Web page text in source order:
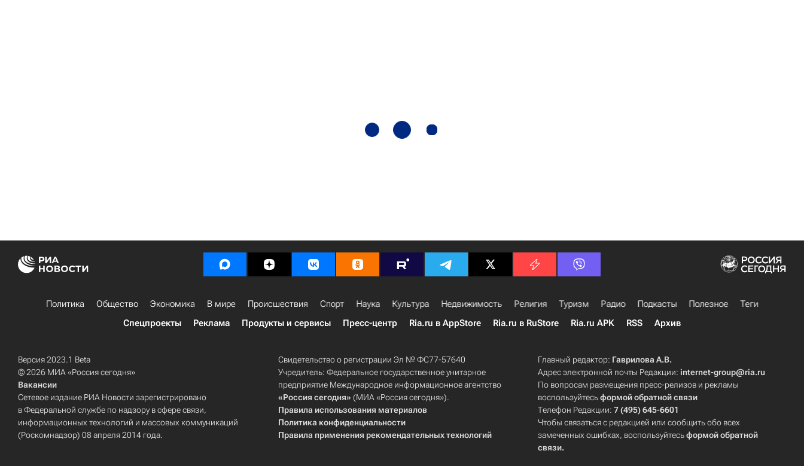
Политика Общество Экономика В мире Происшествия Спорт Наука Культура Недвижимость Религия Туризм Радио Подкасты Полезное
Теги
Спецпроекты
Реклама Продукты и сервисы Пресс-центр Ria.ru в AppStore Ria.ru в RuStore Ria.ru APK RSS Архив
Версия 2023.1 Beta
© 2026 МИА «Россия сегодня»
Вакансии
Сетевое издание РИА Новости зарегистрировано
в Федеральной службе по надзору в сфере связи,
информационных технологий и массовых коммуникаций
(Роскомнадзор) 08 апреля 2014 года.
Свидетельство о регистрации Эл № ФС77-57640
Учредитель: Федеральное государственное унитарное
предприятие Международное информационное агентство
«Россия сегодня» (МИА «Россия сегодня»).
Правила использования материалов
Политика конфиденциальности
Правила применения рекомендательных технологий
Главный редактор: Гаврилова А.В.
Адрес электронной почты Редакции:internet-group@ria.ru
По вопросам размещения пресс-релизов и рекламы
воспользуйтесьформой обратной связи
Телефон Редакции:7 (495) 645-6601
Чтобы связаться с редакцией или сообщить обо всех
замеченных ошибках, воспользуйтесьформой обратной
связи.